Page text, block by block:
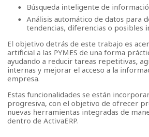
Búsqueda inteligente de
Análisis automático de datos para
tendencias, diferencias o posibles
El objetivo detrás de este trabajo es
artificial a las PYMES de una forma
ayudando a reducir tareas repetitivas,
internas y mejorar el acceso a la
empresa.
Estas funcionalidades se están
progresiva, con el objetivo de ofrecer
nuevas herramientas integradas de
dentro de ActivaERP.